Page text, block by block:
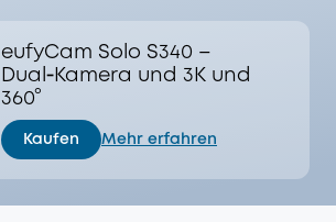
eufyCam Solo S340 –
Dual‑Kamera und 3K und
360°
Kaufen Mehr erfahren